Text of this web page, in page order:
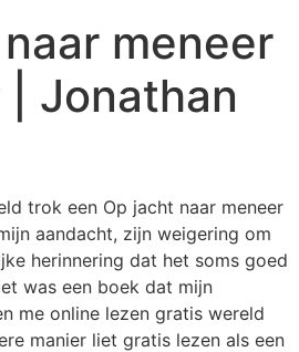
meneer
Jonathan
trok een Op jacht naar meneer
aandacht, zijn weigering om
herinnering dat het soms goed
was een boek dat mijn
me online lezen gratis wereld
manier liet gratis lezen als een